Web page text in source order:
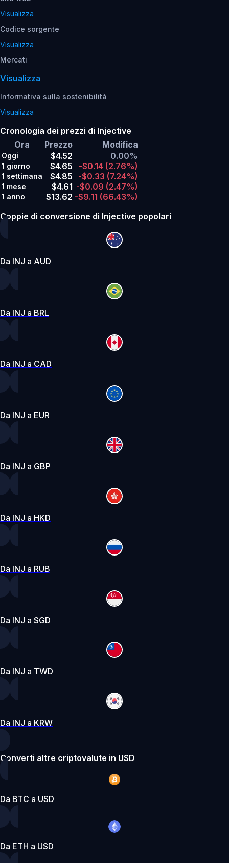
Visualizza
Codice sorgente
Visualizza
Mercati
Visualizza
Informativa sulla sostenibilità
Visualizza
Cronologia dei prezzi di Injective
Ora
Prezzo Modifica
Oggi $4.52 0.00%
1 giorno $4.65 -$0.14 (2.76%)
1 settimana $4.85 -$0.33 (7.24%)
1 mese $4.61 -$0.09 (2.47%)
1 anno $13.62 -$9.11 (66.43%)
Coppie di conversione di Injective popolari
Da INJ a AUD
Da INJ a BRL
Da INJ a CAD
Da INJ a EUR
Da INJ a GBP
Da INJ a HKD
Da INJ a RUB
Da INJ a SGD
Da INJ a TWD
Da INJ a KRW
Converti altre criptovalute in USD
Da BTC a USD
Da ETH a USD